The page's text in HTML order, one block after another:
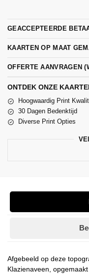
GEACCEPTEERDE
KAARTEN OP MAAT
OFFERTE AANVRAGEN
ONTDEK ONZE
Hoogwaardig Print
30 Dagen Bedenktijd
Diverse Print Opties
Afgebeeld op deze
Klazienaveen,